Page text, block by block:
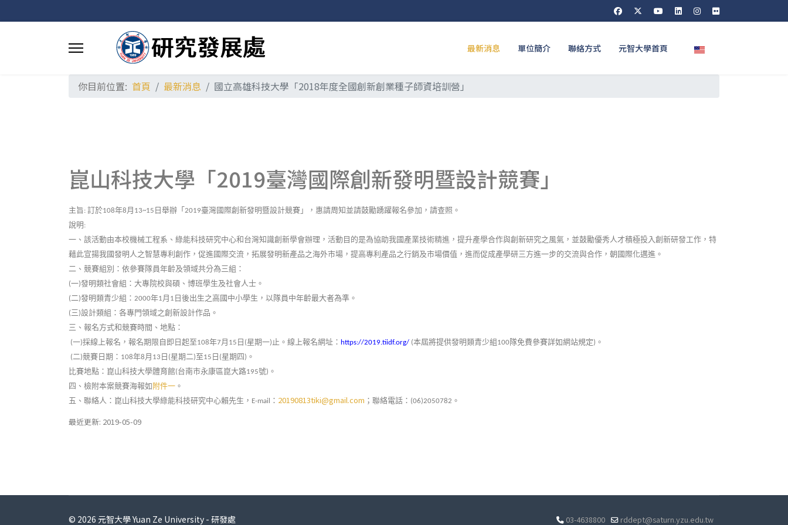
最新消息 單位簡介 聯絡方式 元智大學首頁 選擇你的語言
你目前位置: 首頁 最新消息 國立高雄科技大學「2018年度全國創新創業種子師資培訓營」
崑山科技大學「2019臺灣國際創新發明暨設計競賽」
主旨: 訂於108年8月 13~15 日舉辦「2019臺灣國際創新發明暨設計競賽」，惠請周知並請鼓勵踴躍報名參加，請查照。
說明:
一、 該活動由本校機械工程系、綠能科技研究中心和台灣知識創新學會辦理，活動目的是為協助我國產業技術精進，提升產學合作與創新研究之風氣，並鼓勵優秀人才積極投入創新研發工作，特
藉此宣揚我國發明人之智慧專利創作，促進國際交流，拓展發明新產品之海外市場，提高專利產品之行銷及市場價值，進而促成產學研三方進一步的交流與合作，朝國際化邁進。
二、 競賽組別：依參賽隊員年齡及領域共分為三組：
(一)發明類社會組：大專院校與碩、博班學生及社會人士。
(二)發明類青少組： 2000年1月 1 日後出生之高國中小學生，以隊員中年齡最大者為準。
(三)設計類組：各專門領域之創新設計作品。
三、 報名方式和競賽時間、地點：
(一)採線上報名，報名期限自即日起至108年7月 15 日 (星期一) 止。線上報名網址： https://2019.tiidf.org/ (本屆將提供發明類青少組100隊免費參賽詳如網站規定) 。
(二)競賽日期： 108年8月 13 日 (星期二)至15 日 (星期四) 。
比賽地點：崑山科技大學體育館(台南市永康區崑大路195號) 。
四、 檢附本案競賽海報如附件一 。
五、 聯絡人：崑山科技大學綠能科技研究中心賴先生， E-mail ： 20190813tiki@gmail.com ；聯絡電話： (06)2050782 。
最近更新: 2019-05-09
© 2026 元智大學 Yuan Ze University - 研發處 03-4638800 rddept@saturn.yzu.edu.tw